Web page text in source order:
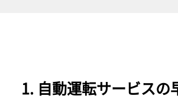
1. 自動運転サービスの